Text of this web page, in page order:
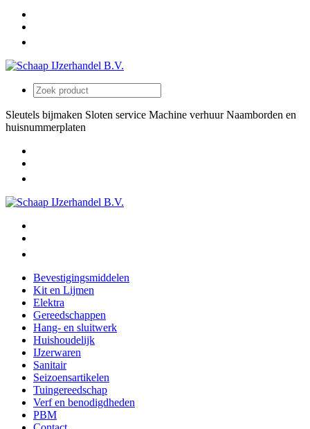
Sleutels bijmaken Sloten service Machine verhuur Naamborden en
huisnummerplaten
Bevestigingsmiddelen
Kit en Lijmen
Elektra
Gereedschappen
Hang- en sluitwerk
Huishoudelijk
IJzerwaren
Sanitair
Seizoensartikelen
Tuingereedschap
Verf en benodigdheden
PBM